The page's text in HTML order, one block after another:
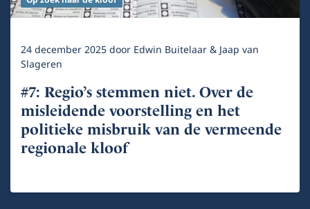
24 december 2025door Edwin Buitelaar & Jaap van
Slageren
#7: Regio’s stemmen niet. Over de
misleidende voorstelling en het
politieke misbruik van de vermeende
regionale kloof